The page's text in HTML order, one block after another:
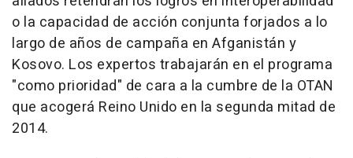
o la capacidad de acción conjunta forjados a lo
largo de años de campaña en Afganistán y
Kosovo. Los expertos trabajarán en el programa
"como prioridad" de cara a la cumbre de la OTAN
que acogerá Reino Unido en la segunda mitad de
2014.